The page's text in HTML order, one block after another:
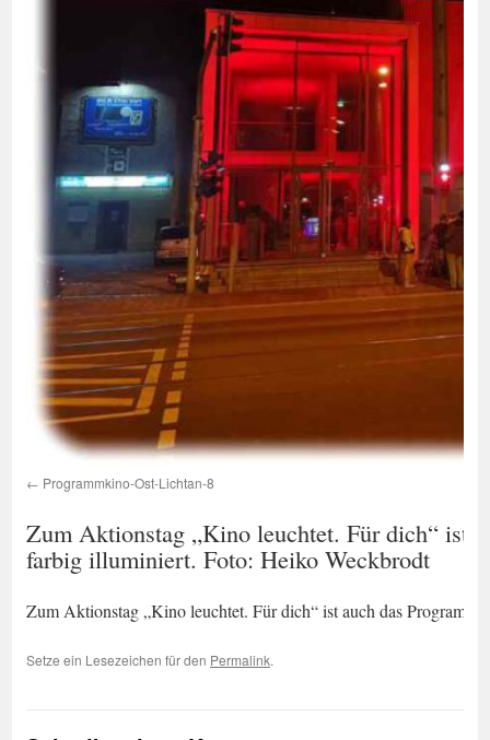
Programmkino-Ost-Lichtan-8
Zum Aktionstag „Kino leuchtet. Für dich“ ist
farbig illuminiert. Foto: Heiko Weckbrodt
Zum Aktionstag „Kino leuchtet. Für dich“ ist auch das
Setze ein Lesezeichen für den Permalink.